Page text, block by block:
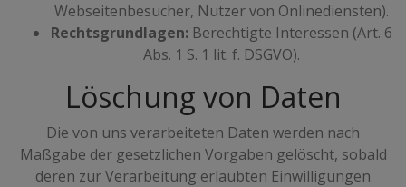
Webseitenbesucher, Nutzer von Onlinediensten).
Rechtsgrundlagen:Berechtigte Interessen (Art. 6
Abs. 1 S. 1 lit. f. DSGVO).
Löschung von Daten
Die von uns verarbeiteten Daten werden nach
Maßgabe der gesetzlichen Vorgaben gelöscht, sobald
deren zur Verarbeitung erlaubten Einwilligungen